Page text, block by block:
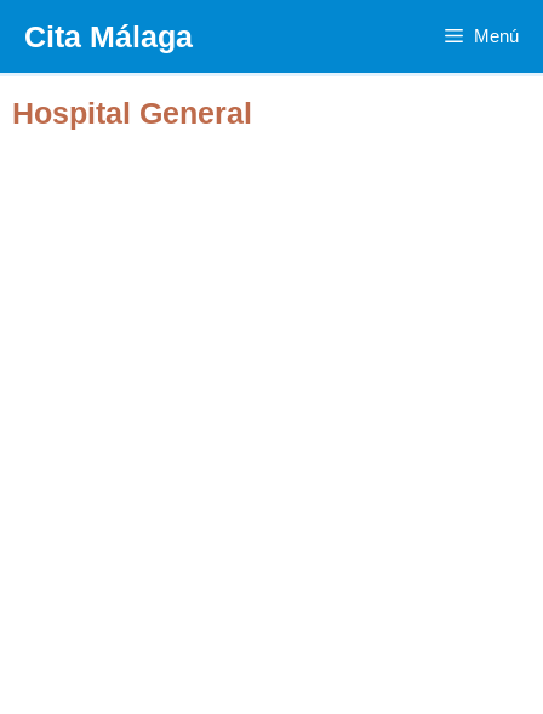
contenido
Cita Málaga Menú
Hospital General